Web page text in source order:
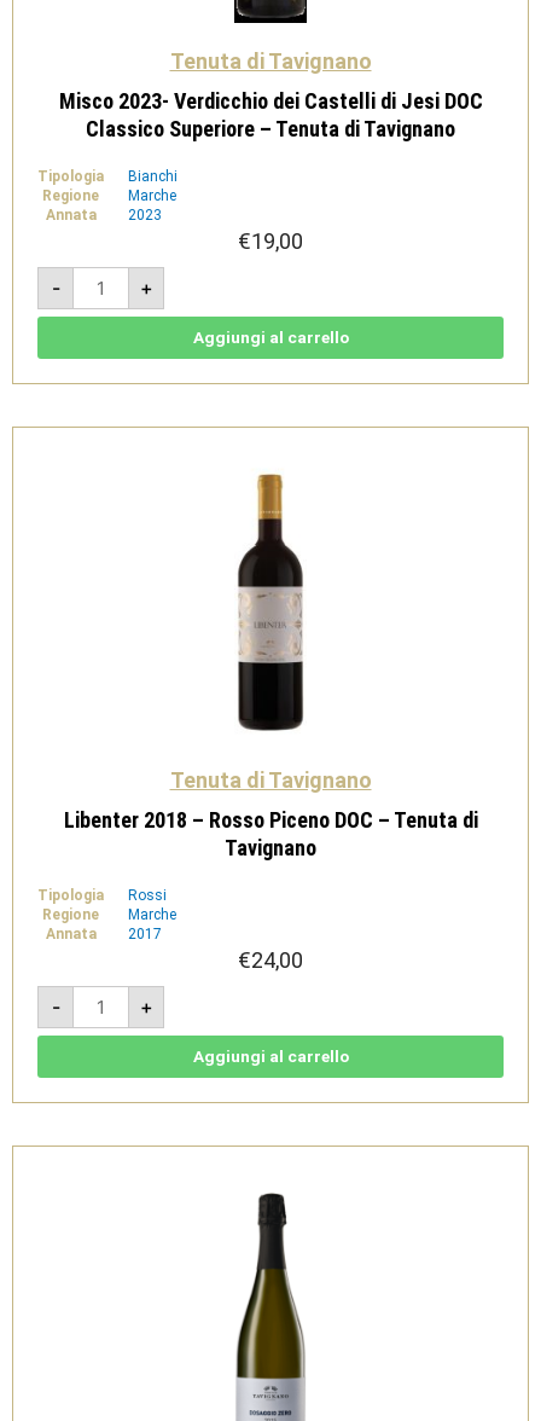
Tenuta di Tavignano
Misco 2023- Verdicchio dei Castelli di Jesi DOC
Classico Superiore – Tenuta di Tavignano
Tipologia
Bianchi
Regione
Marche
Annata
2023
€19,00
-
Misco
2023-
Verdicchio
dei
DOC
-
+
Aggiungi al carrello
Tenuta di Tavignano
Libenter 2018 – Rosso Piceno DOC – Tenuta di
Tavignano
Tipologia
Rossi
Regione
Marche
Annata
2017
€24,00
-
Libenter
2018
-
Rosso
Tenuta
quantità
+
Aggiungi al carrello